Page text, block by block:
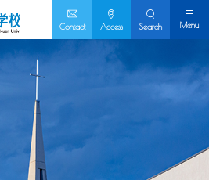
Contact Access Search Menu